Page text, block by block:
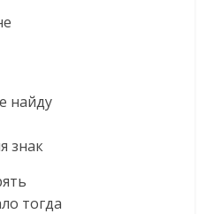
найду
знак
тогда